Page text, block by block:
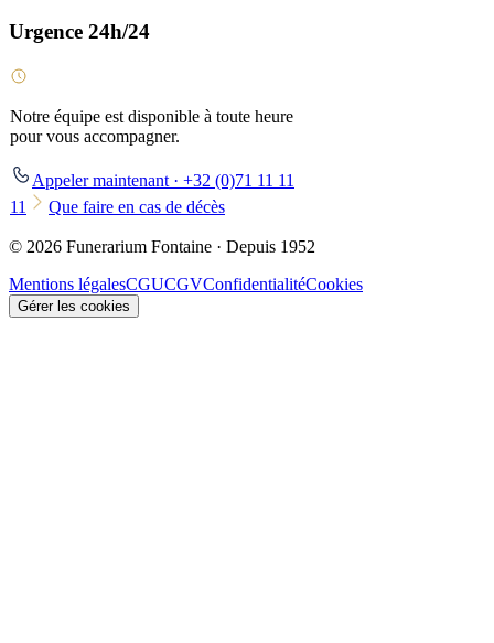
Urgence 24h/24
Notre équipe est disponible à toute heure
pour vous accompagner.
Appeler maintenant · +32 (0)71 11 11
11
Que faire en cas de décès
© 2026 Funerarium Fontaine · Depuis 1952
Mentions légalesCGUCGVConfidentialitéCookies
Gérer les cookies